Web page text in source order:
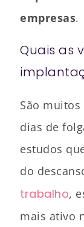
empresas.
Quais as
São
dias de
estudos
do
trabalho,
mais ativo